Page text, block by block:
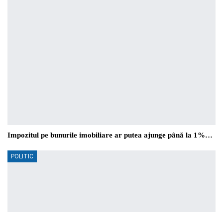
Impozitul pe bunurile imobiliare ar putea ajunge până la 1%…
POLITIC